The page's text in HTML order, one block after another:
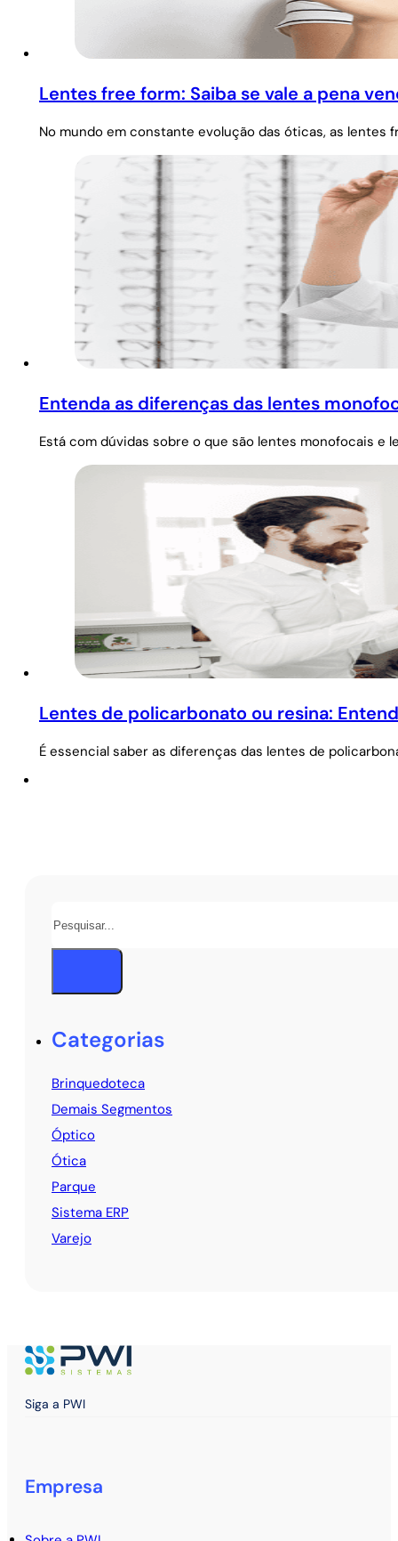
Lentes free form: Saiba se vale a pena
No mundo em constante evolução das óticas, as lentes
Entenda as diferenças das lentes
Está com dúvidas sobre o que são lentes monofocais
Lentes de policarbonato ou resina:
É essencial saber as diferenças das lentes de
Categorias
Brinquedoteca
Demais Segmentos
Óptico
Ótica
Parque
Sistema ERP
Varejo
Siga a PWI
Empresa